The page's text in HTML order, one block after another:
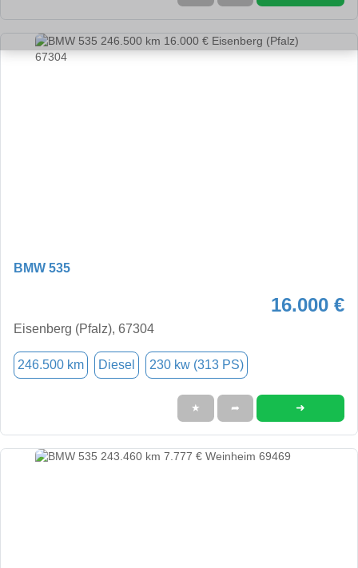
BMW 535
16.000 €
Eisenberg (Pfalz), 67304
246.500 km Diesel 230 kw (313 PS)
★ ➦ ➜